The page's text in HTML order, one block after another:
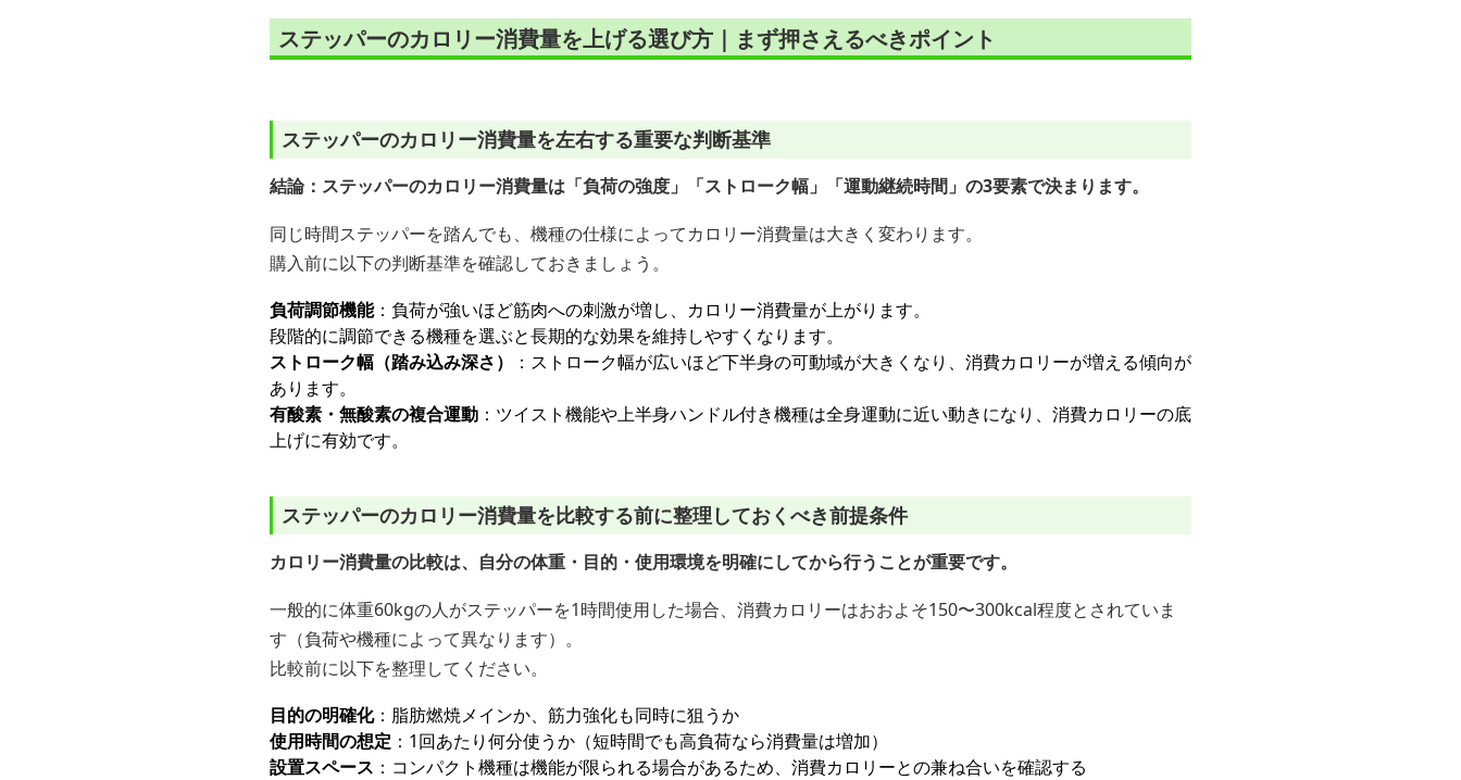
ステッパーのカロリー消費量を上げる選び方｜まず押さえるべきポイント
ステッパーのカロリー消費量を左右する重要な判断基準
結論：ステッパーのカロリー消費量は「負荷の強度」「ストローク幅」「運動継続時間」の3要素で決まります。
同じ時間ステッパーを踏んでも、機種の仕様によってカロリー消費量は大きく変わります。
購入前に以下の判断基準を確認しておきましょう。
負荷調節機能：負荷が強いほど筋肉への刺激が増し、カロリー消費量が上がります。
段階的に調節できる機種を選ぶと長期的な効果を維持しやすくなります。
ストローク幅（踏み込み深さ）
：ストローク幅が広いほど下半身の可動域が大きくなり、消費カロリーが増える傾向が
あります。
有酸素・無酸素の複合運動 ：ツイスト機能や上半身ハンドル付き機種は全身運動に近い動きになり、消費カロリーの底
上げに有効です。
ステッパーのカロリー消費量を比較する前に整理しておくべき前提条件
カロリー消費量の比較は、自分の体重・目的・使用環境を明確にしてから行うことが重要です。
一般的に体重60kgの人がステッパーを1時間使用した場合、消費カロリーはおおよそ150〜300kcal程度とされていま
す（負荷や機種によって異なります）。
比較前に以下を整理してください。
目的の明確化：脂肪燃焼メインか、筋力強化も同時に狙うか
使用時間の想定 ：1回あたり何分使うか（短時間でも高負荷なら消費量は増加）
設置スペース ：コンパクト機種は機能が限られる場合があるため、消費カロリーとの兼ね合いを確認する